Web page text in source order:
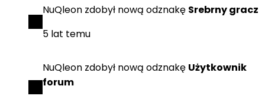
NuQleon zdobył nową odznakę Srebrny gracz
5 lat temu
NuQleon zdobył nową odznakę Użytkownik
forum